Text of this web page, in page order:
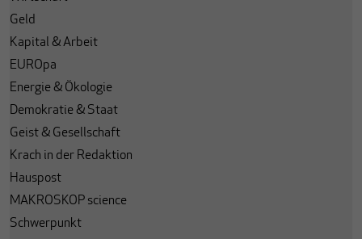
Geld
Kapital & Arbeit
EUROpa
Energie & Ökologie
Demokratie & Staat
Geist & Gesellschaft
Krach in der Redaktion
Hauspost
MAKROSKOP science
Schwerpunkt